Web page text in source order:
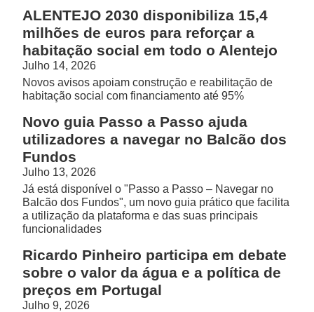
ALENTEJO 2030 disponibiliza 15,4
milhões de euros para reforçar a
habitação social em todo o Alentejo
Julho 14, 2026
Novos avisos apoiam construção e reabilitação de
habitação social com financiamento até 95%
Novo guia Passo a Passo ajuda
utilizadores a navegar no Balcão dos
Fundos
Julho 13, 2026
Já está disponível o "Passo a Passo – Navegar no
Balcão dos Fundos", um novo guia prático que facilita
a utilização da plataforma e das suas principais
funcionalidades
Ricardo Pinheiro participa em debate
sobre o valor da água e a política de
preços em Portugal
Julho 9, 2026